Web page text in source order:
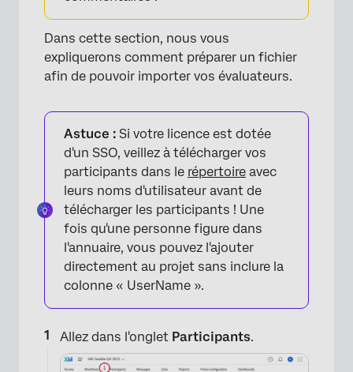
Dans cette section, nous vous
expliquerons comment préparer un fichier
afin de pouvoir importer vos évaluateurs.
Astuce : Si votre licence est dotée
d'un SSO, veillez à télécharger vos
participants dans le répertoire avec
leurs noms d'utilisateur avant de
télécharger les participants ! Une
fois qu'une personne figure dans
l'annuaire, vous pouvez l'ajouter
directement au projet sans inclure la
colonne « UserName ».
Allez dans l'onglet Participants.